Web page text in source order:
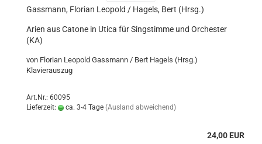
Gassmann, Florian Leopold / Hagels, Bert (Hrsg.)
Arien aus Catone in Utica für Singstimme und Orchester
(KA)
von Florian Leopold Gassmann / Bert Hagels (Hrsg.)
Klavierauszug
Art.Nr.: 60095
Lieferzeit:
ca. 3-4 Tage (Ausland abweichend)
24,00 EUR